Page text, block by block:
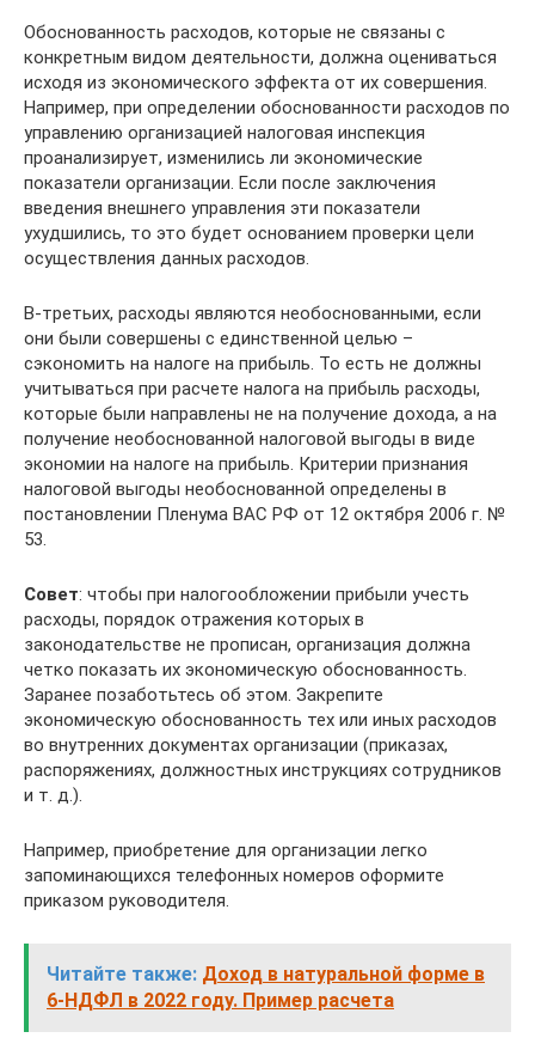
Обоснованность расходов, которые не связаны с
конкретным видом деятельности, должна оцениваться
исходя из экономического эффекта от их совершения.
Например, при определении обоснованности расходов по
управлению организацией налоговая инспекция
проанализирует, изменились ли экономические
показатели организации. Если после заключения
введения внешнего управления эти показатели
ухудшились, то это будет основанием проверки цели
осуществления данных расходов.
В-третьих, расходы являются необоснованными, если
они были совершены с единственной целью –
сэкономить на налоге на прибыль. То есть не должны
учитываться при расчете налога на прибыль расходы,
которые были направлены не на получение дохода, а на
получение необоснованной налоговой выгоды в виде
экономии на налоге на прибыль. Критерии признания
налоговой выгоды необоснованной определены в
постановлении Пленума ВАС РФ от 12 октября 2006 г. №
53.
Совет: чтобы при налогообложении прибыли учесть
расходы, порядок отражения которых в
законодательстве не прописан, организация должна
четко показать их экономическую обоснованность.
Заранее позаботьтесь об этом. Закрепите
экономическую обоснованность тех или иных расходов
во внутренних документах организации (приказах,
распоряжениях, должностных инструкциях сотрудников
и т. д.).
Например, приобретение для организации легко
запоминающихся телефонных номеров оформите
приказом руководителя.
Читайте также: Доход в натуральной форме в
6-НДФЛ в 2022 году. Пример расчета